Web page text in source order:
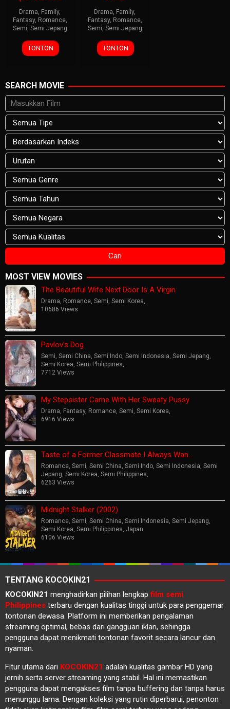
Drama, Family,
Fantasy, Romance,
Semi, Semi Jepang
TONTON
Drama, Family,
Fantasy, Romance,
Semi, Semi Jepang
TONTON
SEARCH MOVIE
MOST VIEW MOVIES
The Beautiful Wife Next Door Is A Virgin
Drama, Romance, Semi, Semi Korea,
10686 Views
Pavlov’s Dog
Semi, Semi China, Semi Indo, Semi Indonesia, Semi Jepang,
Semi Korea, Semi Philippines,
7712 Views
My Stepsister Came With Her Sweaty Pussy
Drama, Fantasy, Romance, Semi, Semi Korea,
6916 Views
Taste of a Former Classmate I Always Wan…
Romance, Semi, Semi China, Semi Indo, Semi Indonesia, Semi
Jepang, Semi Korea, Semi Philippines,
6263 Views
Midnight Stalker (2002)
Romance, Semi, Semi China, Semi Indonesia, Semi Jepang,
Semi Korea, Semi Philippines, Japan
6106 Views
TENTANG KOCOKIN21
KOCOKIN21 menghadirkan pilihan lengkapfilm semi
Philippines terbaru dengan kualitas tinggi untuk para penggemar
tontonan dewasa. Platform ini memberikan pengalaman
streaming optimal, bebas dari gangguan iklan, sehingga
pengguna dapat menikmati tontonan favorit secara lancur dan
nyaman.
Fitur utama dari KOCOKIN21 adalah kualitas gambar HD yang
jernih serta server streaming yang stabil. Hal ini memastikan
pengguna dapat mengakses film tanpa buffering dan tanpa harus
menunggu lama. Dengan koleksi yang rutin diperbarui, penonton